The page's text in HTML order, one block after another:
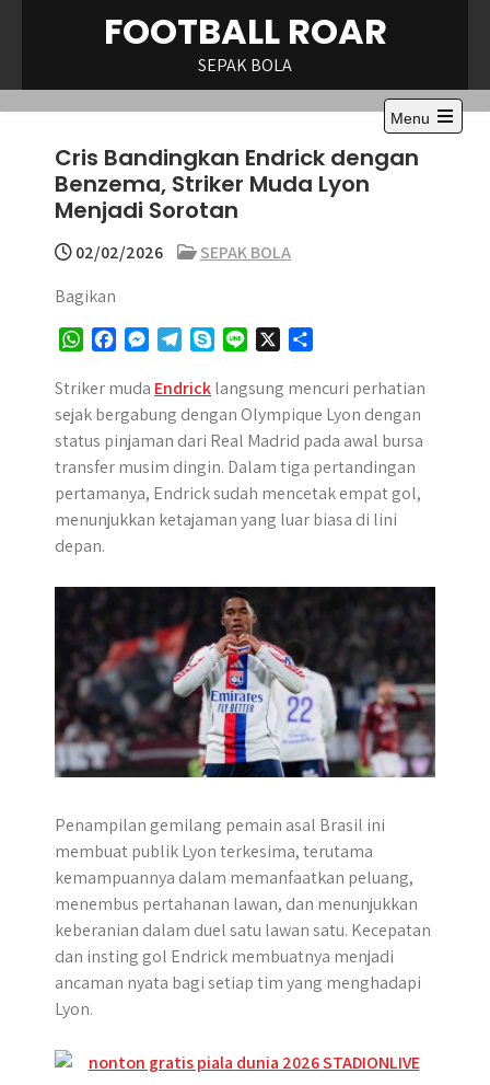
FOOTBALL ROAR
SEPAK BOLA
Menu
Open
Cris Bandingkan Endrick dengan
Benzema, Striker Muda Lyon
Menjadi Sorotan
02/02/2026
SEPAK BOLA
Bagikan
W
a
t
s
A
c
e
b
o
s
s
e
n
g
r
l
e
g
r
y
p
e
n
e
a
r
e
Striker muda Endricklangsung mencuri perhatian
sejak bergabung dengan Olympique Lyon dengan
status pinjaman dari Real Madrid pada awal bursa
transfer musim dingin. Dalam tiga pertandingan
pertamanya, Endrick sudah mencetak empat gol,
menunjukkan ketajaman yang luar biasa di lini
depan.
Penampilan gemilang pemain asal Brasil ini
membuat publik Lyon terkesima, terutama
kemampuannya dalam memanfaatkan peluang,
menembus pertahanan lawan, dan menunjukkan
keberanian dalam duel satu lawan satu. Kecepatan
dan insting gol Endrick membuatnya menjadi
ancaman nyata bagi setiap tim yang menghadapi
Lyon.